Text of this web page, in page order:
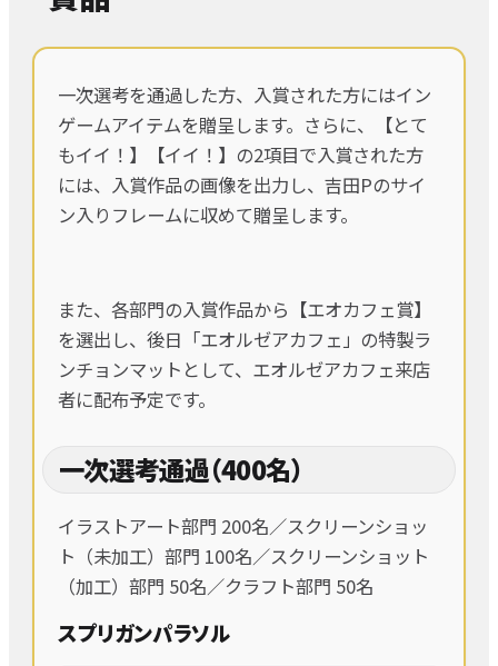
一次選考を通過した方、入賞された方にはイン
ゲームアイテムを贈呈します。さらに、【とて
もイイ！】【イイ！】の2項目で入賞された方
には、入賞作品の画像を出力し、吉田Pのサイ
ン入りフレームに収めて贈呈します。
また、各部門の入賞作品から【エオカフェ賞】
を選出し、後日「エオルゼアカフェ」の特製ラ
ンチョンマットとして、エオルゼアカフェ来店
者に配布予定です。
一次選考通過（400名）
イラストアート部門 200名／スクリーンショッ
ト（未加工）部門 100名／スクリーンショット
（加工）部門 50名／クラフト部門 50名
スプリガンパラソル